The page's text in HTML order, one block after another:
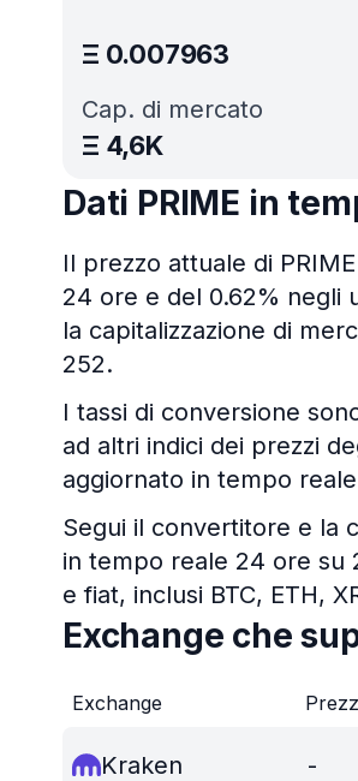
Ξ 0.007963
Cap. di mercato
Ξ 4,6K
Dati PRIME in
Il prezzo attuale di
24 ore e del 0.62% negli
la capitalizzazione di
252.
I tassi di conversione
ad altri indici dei prezzi
aggiornato in tempo
Segui il convertitore e la
in tempo reale 24 ore su
e fiat, inclusi BTC, ETH,
Exchange che
Exchange
Kraken -